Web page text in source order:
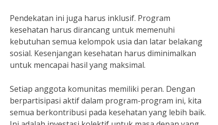
Pendekatan ini juga harus inklusif. Program
kesehatan harus dirancang untuk memenuhi
kebutuhan semua kelompok usia dan latar belakang
sosial. Kesenjangan kesehatan harus diminimalkan
untuk mencapai hasil yang maksimal.
Setiap anggota komunitas memiliki peran. Dengan
berpartisipasi aktif dalam program-program ini, kita
semua berkontribusi pada kesehatan yang lebih baik.